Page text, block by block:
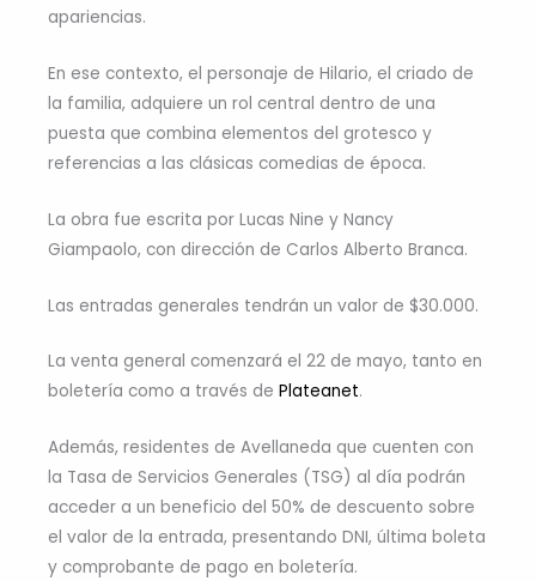
apariencias.
En ese contexto, el personaje de Hilario, el criado de
la familia, adquiere un rol central dentro de una
puesta que combina elementos del grotesco y
referencias a las clásicas comedias de época.
La obra fue escrita por Lucas Nine y Nancy
Giampaolo, con dirección de Carlos Alberto Branca.
Las entradas generales tendrán un valor de $30.000.
La venta general comenzará el 22 de mayo, tanto en
boletería como a través de Plateanet.
Además, residentes de Avellaneda que cuenten con
la Tasa de Servicios Generales (TSG) al día podrán
acceder a un beneficio del 50% de descuento sobre
el valor de la entrada, presentando DNI, última boleta
y comprobante de pago en boletería.